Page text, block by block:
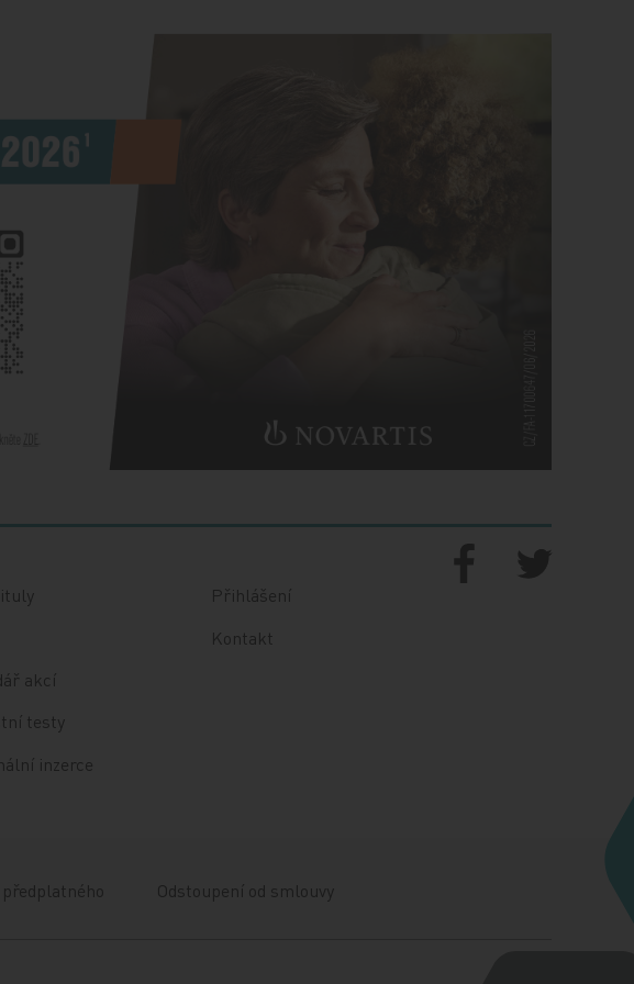
akcí
testy
inzerce
Přihlášení
Kontakt
Odstoupení od smlouvy